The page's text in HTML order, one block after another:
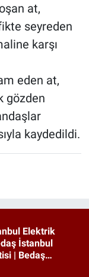
at,
seyreden
karşı
eden at,
gözden
kaydedildi.
Elektrik
İstanbul
| Bedaş